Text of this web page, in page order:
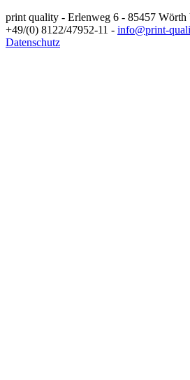
print quality - Erlenweg 6 - 85457 Wörth
+49/(0) 8122/47952-11 - info@print-
Datenschutz